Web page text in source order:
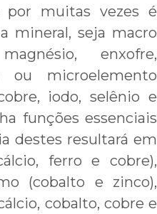
por muitas vezes é
mineral, seja macro
enxofre,
ou microelemento
iodo, selênio e
funções essenciais
destes resultará em
ferro e cobre),
(cobalto e zinco),
cobalto, cobre e